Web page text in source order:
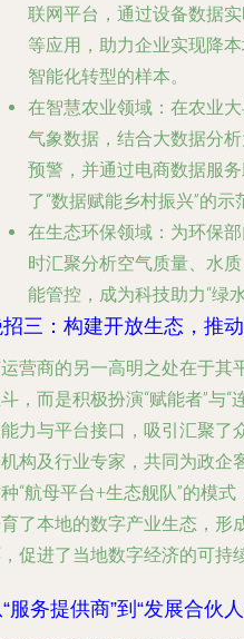
联网平台，通过设备数据
等应用，助力企业实现降
智能化转型的样本。
在智慧农业领域 ：在农业
气象数据，结合大数据分
预警，并通过电商数据服
了“数据赋能乡村振兴”的示
在生态环保领域 ：为环保
时汇聚分析空气质量、水
能管控，成为科技助力“绿
三：构建开放生态，推
营商的另一高明之处在于其
，而是积极扮演“赋能者”与
力与平台接口，吸引汇聚了
构及行业专家，共同为政企
“航母平台+生态舰队”的模
了本地的数字产业生态，形
促进了当地数字经济的可持
服务提供商”到“发展合伙人